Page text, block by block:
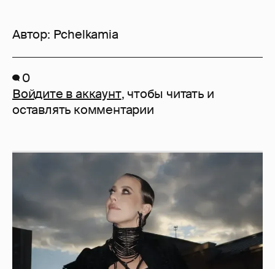
Автор: Pchelkamia
0
Войдите в аккаунт, чтобы читать и
оставлять комментарии